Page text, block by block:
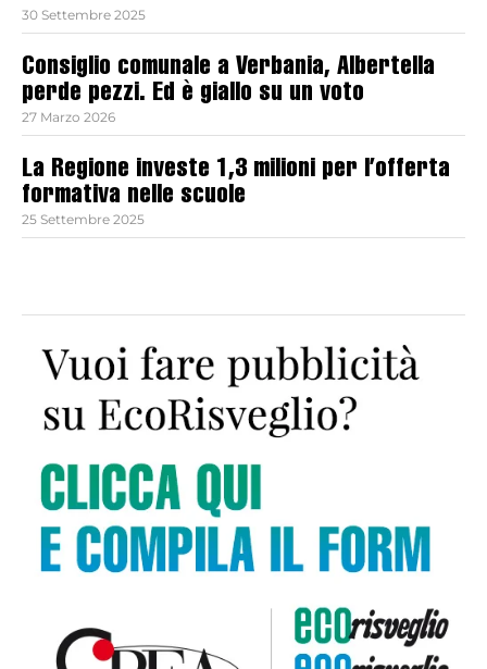
30 Settembre 2025
Consiglio comunale a Verbania, Albertella
perde pezzi. Ed è giallo su un voto
27 Marzo 2026
La Regione investe 1,3 milioni per l’offerta
formativa nelle scuole
25 Settembre 2025